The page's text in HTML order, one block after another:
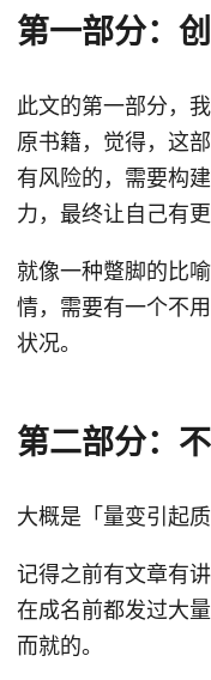
第一部分：
此文的第一部分，
原书籍，觉得，这
有风险的，需要构
力，最终让自己有
就像一种蹩脚的比
情，需要有一个不
状况。
第二部分：
大概是「量变引起
记得之前有文章有
在成名前都发过大
而就的。